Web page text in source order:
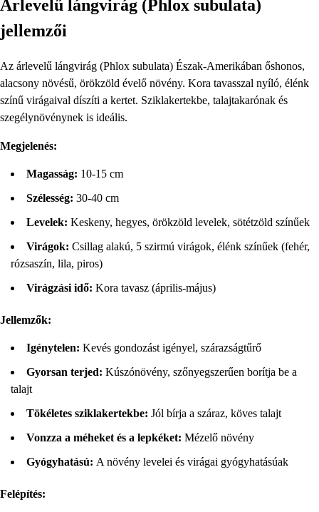
Árlevelű lángvirág (Phlox subulata)
jellemzői
Az árlevelű lángvirág (Phlox subulata) Észak-Amerikában őshonos,
alacsony növésű, örökzöld évelő növény. Kora tavasszal nyíló, élénk
színű virágaival díszíti a kertet. Sziklakertekbe, talajtakarónak és
szegélynövénynek is ideális.
Megjelenés:
Magasság: 10-15 cm
Szélesség: 30-40 cm
Levelek: Keskeny, hegyes, örökzöld levelek, sötétzöld színűek
Virágok: Csillag alakú, 5 szirmú virágok, élénk színűek (fehér,
rózsaszín, lila, piros)
Virágzási idő: Kora tavasz (április-május)
Jellemzők:
Igénytelen: Kevés gondozást igényel, szárazságtűrő
Gyorsan terjed: Kúszónövény, szőnyegszerűen borítja be a
talajt
Tökéletes sziklakertekbe: Jól bírja a száraz, köves talajt
Vonzza a méheket és a lepkéket: Mézelő növény
Gyógyhatású: A növény levelei és virágai gyógyhatásúak
Felépítés: